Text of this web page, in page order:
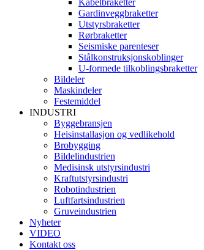
Kabelbraketter
Gardinveggbraketter
Utstyrsbraketter
Rørbraketter
Seismiske parenteser
Stålkonstruksjonskoblinger
U-formede tilkoblingsbraketter
Bildeler
Maskindeler
Festemiddel
INDUSTRI
Byggebransjen
Heisinstallasjon og vedlikehold
Brobygging
Bildelindustrien
Medisinsk utstyrsindustri
Kraftutstyrsindustri
Robotindustrien
Luftfartsindustrien
Gruveindustrien
Nyheter
VIDEO
Kontakt oss